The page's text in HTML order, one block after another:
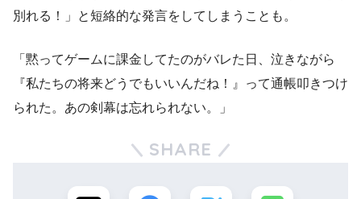
別れる！」と短絡的な発言をしてしまうことも。
「黙ってゲームに課金してたのがバレた日、泣きながら
『私たちの将来どうでもいいんだね！』って通帳叩きつけ
られた。あの剣幕は忘れられない。」
SHARE